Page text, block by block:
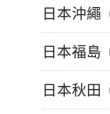
日本沖繩
日本福島
日本秋田